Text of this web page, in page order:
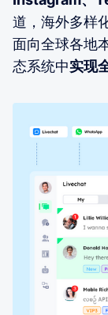
道，海外多样
面向全球各地
态系统中实现